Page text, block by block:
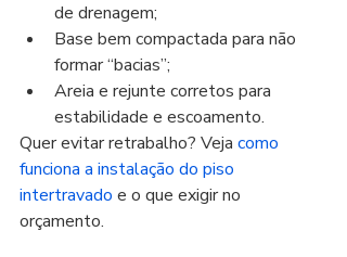
de drenagem;
Base bem compactada para não
formar “bacias”;
Areia e rejunte corretos para
estabilidade e escoamento.
Quer evitar retrabalho? Veja como
funciona a instalação do piso
intertravado e o que exigir no
orçamento.